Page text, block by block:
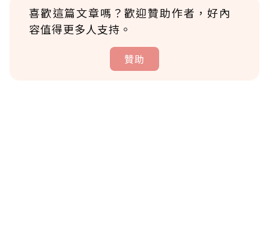
喜歡這篇文章嗎？歡迎贊助作者，好內
容值得更多人支持。
贊助